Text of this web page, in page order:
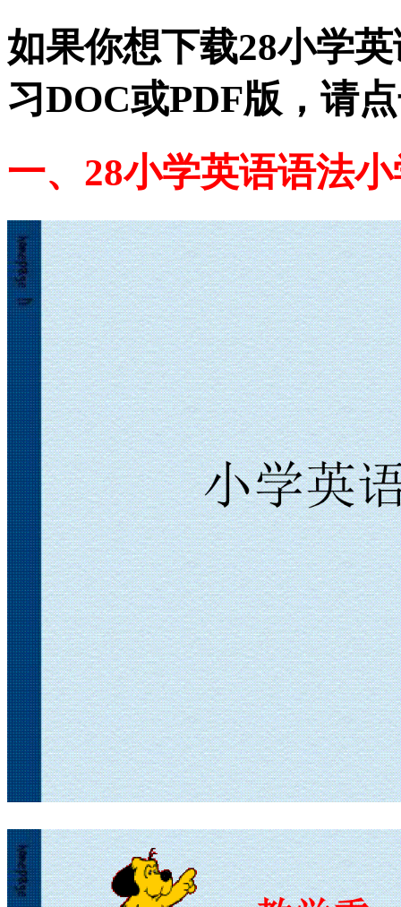
如果你想下载28小学
习DOC或PDF版，请
一、28小学英语语法